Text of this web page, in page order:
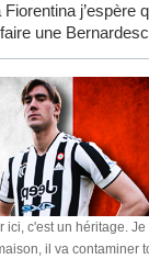
j’espère
une
ici, c'est un héritage.
il va contaminer